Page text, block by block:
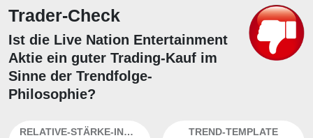
Trader-Check
Ist die Live Nation Entertainment
Aktie ein guter Trading-Kauf im
Sinne der Trendfolge-
Philosophie?
RELATIVE-STÄRKE-INDEX TREND-TEMPLATE